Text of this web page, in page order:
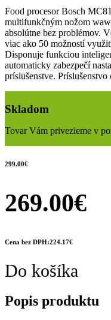
Food procesor Bosch
multifunkčným nožom
absolútne bez problémov.
viac ako 50 možností
Disponuje funkciou
automaticky zabezpečí
príslušenstve. Príslušenstvo
Skladom
Tovar Vám privezieme v
299.00€
269.00€
Cena bez DPH:224.17€
Do košíka
Popis produktu